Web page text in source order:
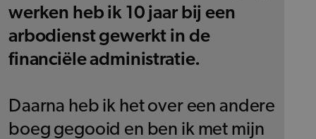
werken heb ik 10 jaar bij een
arbodienst gewerkt in de
financiële administratie.
Daarna heb ik het over een andere
boeg gegooid en ben ik met mijn